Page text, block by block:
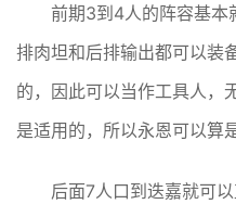
前期3到4人的阵容基本
排肉坦和后排输出都可以装
的，因此可以当作工具人，
是适用的，所以永恩可以算
后面7人口到迭嘉就可